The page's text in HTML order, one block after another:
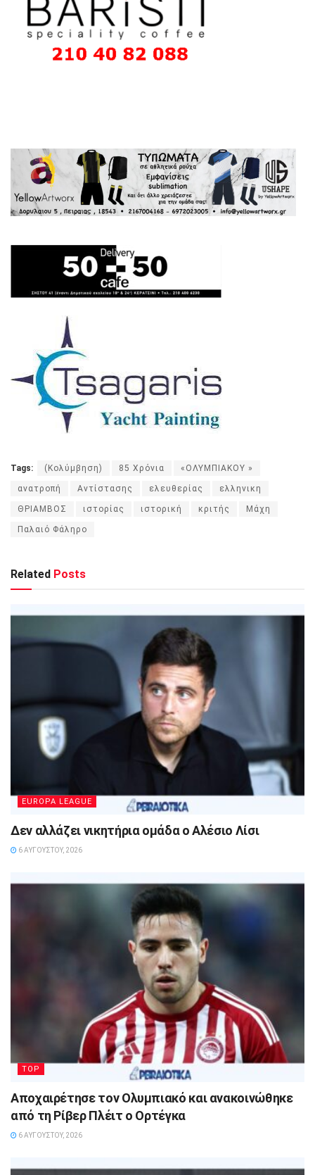
Tags: (Κολύμβηση) 85 Χρόνια «ΟΛΥΜΠΙΑΚΟΥ »
ανατροπή Αντίστασης ελευθερίας ελληνικη
ΘΡΙΑΜΒΟΣ ιστορίας ιστορική κριτής Μάχη
Παλαιό Φάληρο
Related Posts
EUROPA LEAGUE
Δεν αλλάζει νικητήρια ομάδα ο Αλέσιο Λίσι
6 ΑΥΓΟΎΣΤΟΥ, 2026
TOP
Αποχαιρέτησε τον Ολυμπιακό και ανακοινώθηκε
από τη Ρίβερ Πλέιτ ο Ορτέγκα
6 ΑΥΓΟΎΣΤΟΥ, 2026